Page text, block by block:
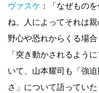
ヴァスケ ：「なぜもの
ね。人によってそれは
野心や恐れからくる場
「突き動かされるよう
いて、山本耀司も「強
さ」について語ってい